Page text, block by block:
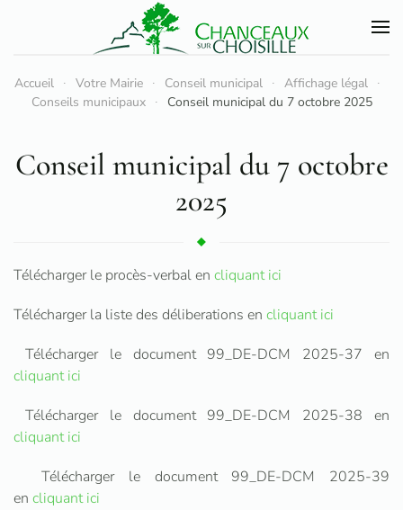
Accéder au contenu principal
Accueil Votre Mairie Conseil municipal
Affichage légal
Conseils municipaux
Conseil municipal du 7 octobre 2025
Conseil municipal du 7 octobre
2025
Télécharger le procès-verbal en cliquant ici
Télécharger la liste des déliberations en cliquant ici
Télécharger le document 99_DE-DCM 2025-37 en
cliquant ici
Télécharger le document 99_DE-DCM 2025-38 en
cliquant ici
Télécharger le document 99_DE-DCM 2025-39
en cliquant ici